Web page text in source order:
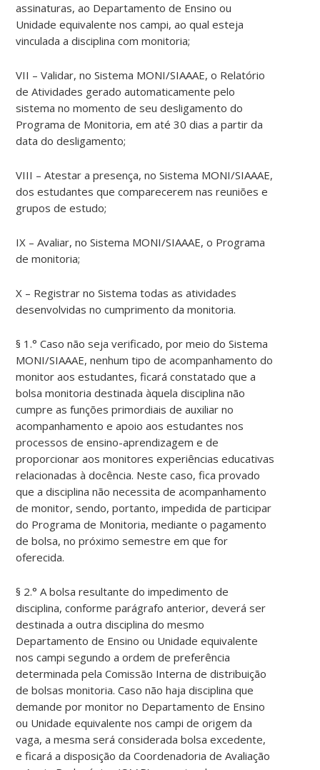
assinaturas, ao Departamento de Ensino ou
Unidade equivalente nos campi, ao qual esteja
vinculada a disciplina com monitoria;
VII – Validar, no Sistema MONI/SIAAAE, o Relatório
de Atividades gerado automaticamente pelo
sistema no momento de seu desligamento do
Programa de Monitoria, em até 30 dias a partir da
data do desligamento;
VIII – Atestar a presença, no Sistema MONI/SIAAAE,
dos estudantes que comparecerem nas reuniões e
grupos de estudo;
IX – Avaliar, no Sistema MONI/SIAAAE, o Programa
de monitoria;
X – Registrar no Sistema todas as atividades
desenvolvidas no cumprimento da monitoria.
§ 1.° Caso não seja verificado, por meio do Sistema
MONI/SIAAAE, nenhum tipo de acompanhamento do
monitor aos estudantes, ficará constatado que a
bolsa monitoria destinada àquela disciplina não
cumpre as funções primordiais de auxiliar no
acompanhamento e apoio aos estudantes nos
processos de ensino-aprendizagem e de
proporcionar aos monitores experiências educativas
relacionadas à docência. Neste caso, fica provado
que a disciplina não necessita de acompanhamento
de monitor, sendo, portanto, impedida de participar
do Programa de Monitoria, mediante o pagamento
de bolsa, no próximo semestre em que for
oferecida.
§ 2.° A bolsa resultante do impedimento de
disciplina, conforme parágrafo anterior, deverá ser
destinada a outra disciplina do mesmo
Departamento de Ensino ou Unidade equivalente
nos campi segundo a ordem de preferência
determinada pela Comissão Interna de distribuição
de bolsas monitoria. Caso não haja disciplina que
demande por monitor no Departamento de Ensino
ou Unidade equivalente nos campi de origem da
vaga, a mesma será considerada bolsa excedente,
e ficará a disposição da Coordenadoria de Avaliação